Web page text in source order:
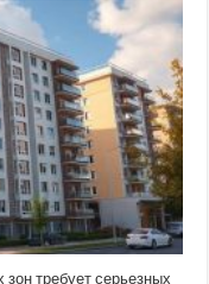
Покупка
квартиры
в
новостройках
Крыма:
обзор
рынка
недвижимости
требует серьезных